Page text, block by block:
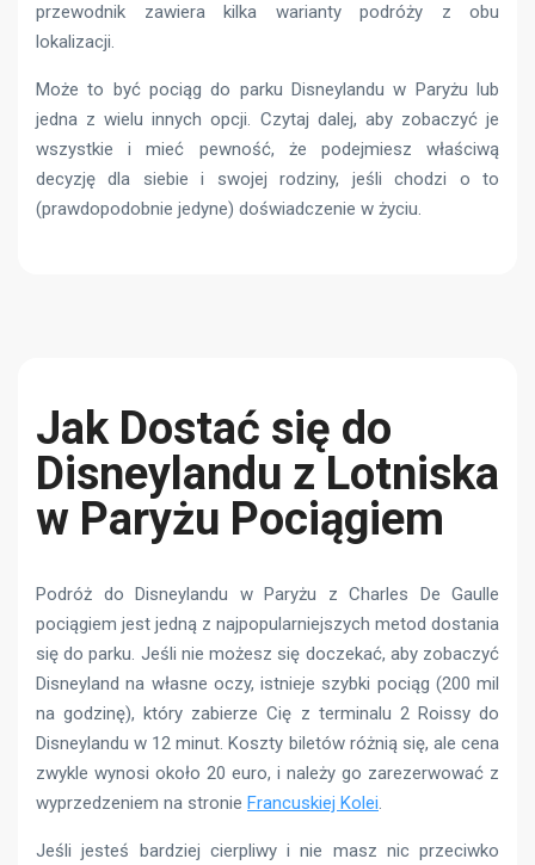
przewodnik zawiera kilka warianty podróży z obu
lokalizacji.
Może to być pociąg do parku Disneylandu w Paryżu lub
jedna z wielu innych opcji. Czytaj dalej, aby zobaczyć je
wszystkie i mieć pewność, że podejmiesz właściwą
decyzję dla siebie i swojej rodziny, jeśli chodzi o to
(prawdopodobnie jedyne) doświadczenie w życiu.
Jak Dostać się do
Disneylandu z Lotniska
w Paryżu Pociągiem
Podróż do Disneylandu w Paryżu z Charles De Gaulle
pociągiem jest jedną z najpopularniejszych metod dostania
się do parku. Jeśli nie możesz się doczekać, aby zobaczyć
Disneyland na własne oczy, istnieje szybki pociąg (200 mil
na godzinę), który zabierze Cię z terminalu 2 Roissy do
Disneylandu w 12 minut. Koszty biletów różnią się, ale cena
zwykle wynosi około 20 euro, i należy go zarezerwować z
wyprzedzeniem na stronie Francuskiej Kolei.
Jeśli jesteś bardziej cierpliwy i nie masz nic przeciwko